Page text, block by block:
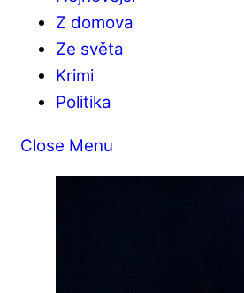
Z domova
Ze světa
Krimi
Politika
Close Menu